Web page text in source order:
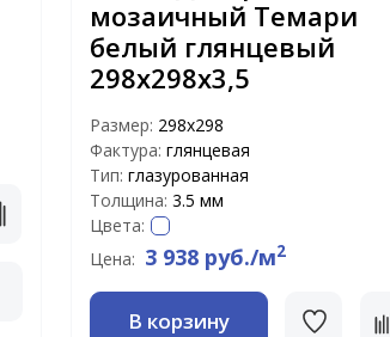
мозаичный Темари
белый глянцевый
298х298х3,5
Размер: 298х298
Фактура: глянцевая
Тип: глазурованная
Толщина: 3.5 мм
Цвета:
Цена: 3 938 руб./м2
В корзину